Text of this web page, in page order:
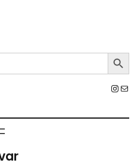
Search Button
Instagram